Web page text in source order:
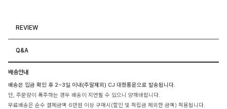
REVIEW
Q&A
배송안내
배송은 입금 확인 후 2~3일 이내(주말제외) CJ 대한통운으로 발송됩니다.
단, 주문량이 폭주하는 경우 배송이 지연될 수 있으니 양해바랍니다.
무료배송은 순수 결제금액 6만원 이상 구매시(할인 및 적립금 제외한 금액) 적용됩니다.